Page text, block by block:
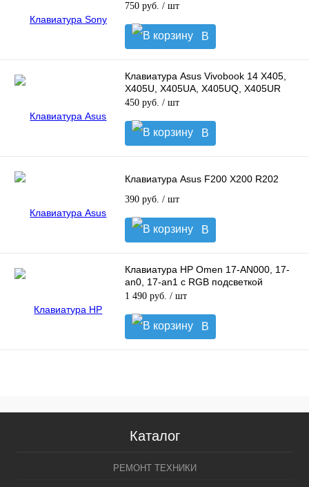
750 руб. / шт
В
корзину
Клавиатура Asus Vivobook 14 X405,
X405U, X405UA, X405UQ, X405UR
450 руб. / шт
В
корзину
Клавиатура Asus F200 X200 R202
390 руб. / шт
В
корзину
Клавиатура HP Omen 17-AN000, 17-
an0, 17-an1 с RGB подсветкой
1 490 руб. / шт
В
корзину
Каталог
РЕМОНТ ТЕХНИКИ